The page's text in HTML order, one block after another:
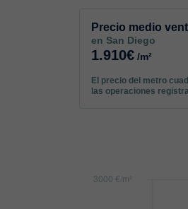
Precio medio
en San Diego
1.910€ /m²
El precio del metro
las operaciones